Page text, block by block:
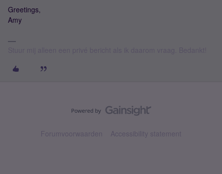
Greetings,
Amy
Forumvoorwaarden Accessibility statement